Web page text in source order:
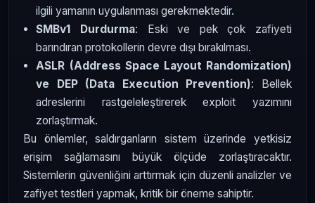
ilgili yamanın uygulanması gerekmektedir.
SMBv1 Durdurma: Eski ve pek çok zafiyeti
barındıran protokollerin devre dışı bırakılması.
ASLR (Address Space Layout Randomization)
ve DEP (Data Execution Prevention): Bellek
adreslerini rastgeleleştirerek exploit yazımını
zorlaştırmak.
Bu önlemler, saldırganların sistem üzerinde yetkisiz
erişim sağlamasını büyük ölçüde zorlaştıracaktır.
Sistemlerin güvenliğini arttırmak için düzenli analizler ve
zafiyet testleri yapmak, kritik bir öneme sahiptir.